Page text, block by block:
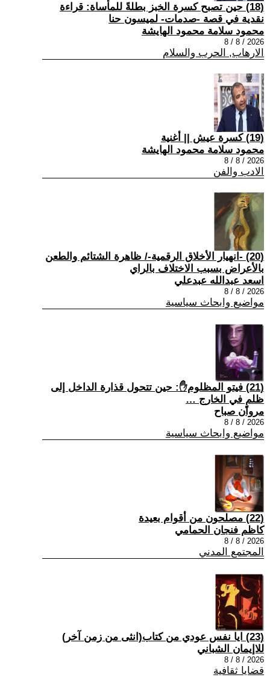
(18) حين تصبح كسرة الخبز بطلةً للمأساة: قراءة
نقدية في قصة -صدمات- لميسون حنا
محمود سلامة محمود الهايشة
2026 / 8 / 8
الارهاب, الحرب والسلام
(19) كسرة عيش || أغنية
محمود سلامة محمود الهايشة
2026 / 8 / 8
الادب والفن
(20) -انهيار الأخلاق الرقمية-/ ظاهرة الشتائم والطعن
بالأعراض بسبب الاختلاف بالراي
اسعد عبدالله عبدعلي
2026 / 8 / 8
مواضيع وابحاث سياسية
(21) فيتو المظلوم✋: حين تتحول قذارة الداخل إلى
ظلمٍ في الخارج …
مروان صباح
2026 / 8 / 8
مواضيع وابحاث سياسية
(22) مصلحون من أقوام بعيدة
كاظم فنجان الحمامي
2026 / 8 / 8
المجتمع المدني
(23) ايا نفس عودي من كتاب(انثى من زمن آخر)
للاإيمان الشباني
2026 / 8 / 8
قضايا ثقافية